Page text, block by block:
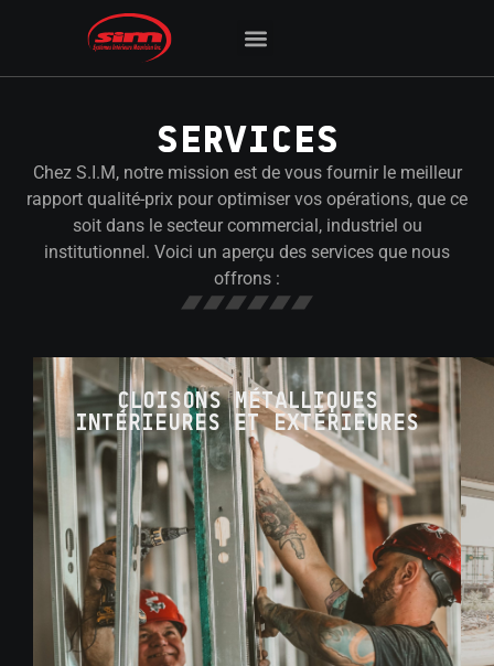
SERVICES
Chez S.I.M, notre mission est de vous fournir le meilleur
rapport qualité-prix pour optimiser vos opérations, que ce
soit dans le secteur commercial, industriel ou
institutionnel. Voici un aperçu des services que nous
offrons :
CLOISONS MÉTALLIQUES
INTÉRIEURES ET EXTÉRIEURES